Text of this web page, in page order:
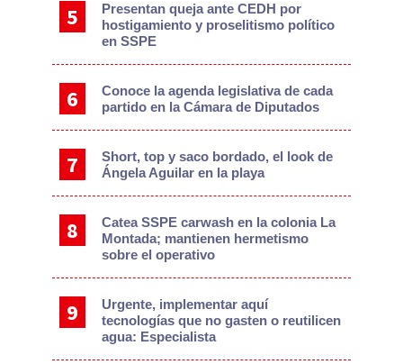
Presentan queja ante CEDH por
hostigamiento y proselitismo político
en SSPE
Conoce la agenda legislativa de cada
partido en la Cámara de Diputados
Short, top y saco bordado, el look de
Ángela Aguilar en la playa
Catea SSPE carwash en la colonia La
Montada; mantienen hermetismo
sobre el operativo
Urgente, implementar aquí
tecnologías que no gasten o reutilicen
agua: Especialista